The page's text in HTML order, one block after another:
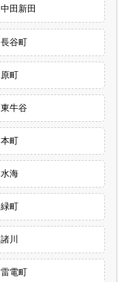
中田新田
長谷町
原町
東牛谷
本町
水海
緑町
諸川
雷電町